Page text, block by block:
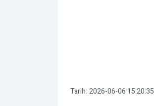
Tarih: 2026-06-06 15:20:35